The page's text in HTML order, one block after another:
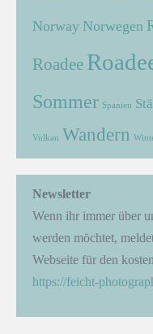
Norway Norwegen
Roadee
Sommer Spanien
Vulkan Wandern
Newsletter
Wenn ihr immer über
werden möchtet,
Webseite für den
https://feicht-